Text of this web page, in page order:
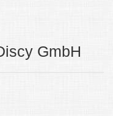
GmbH